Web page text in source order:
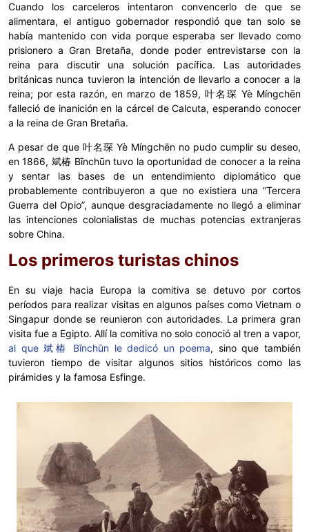
Cuando los carceleros intentaron convencerlo de que se
alimentara, el antiguo gobernador respondió que tan solo se
había mantenido con vida porque esperaba ser llevado como
prisionero a Gran Bretaña, donde poder entrevistarse con la
reina para discutir una solución pacífica. Las autoridades
británicas nunca tuvieron la intención de llevarlo a conocer a la
reina; por esta razón, en marzo de 1859, 叶名琛 Yè Míngchēn
falleció de inanición en la cárcel de Calcuta, esperando conocer
a la reina de Gran Bretaña.
A pesar de que 叶名琛 Yè Míngchēn no pudo cumplir su deseo,
en 1866, 斌椿 Bīnchūn tuvo la oportunidad de conocer a la reina
y sentar las bases de un entendimiento diplomático que
probablemente contribuyeron a que no existiera una “Tercera
Guerra del Opio”, aunque desgraciadamente no llegó a eliminar
las intenciones colonialistas de muchas potencias extranjeras
sobre China.
Los primeros turistas chinos
En su viaje hacia Europa la comitiva se detuvo por cortos
períodos para realizar visitas en algunos países como Vietnam o
Singapur donde se reunieron con autoridades. La primera gran
visita fue a Egipto. Allí la comitiva no solo conoció al tren a vapor,
al que 斌椿 Bīnchūn le dedicó un poema, sino que también
tuvieron tiempo de visitar algunos sitios históricos como las
pirámides y la famosa Esfinge.